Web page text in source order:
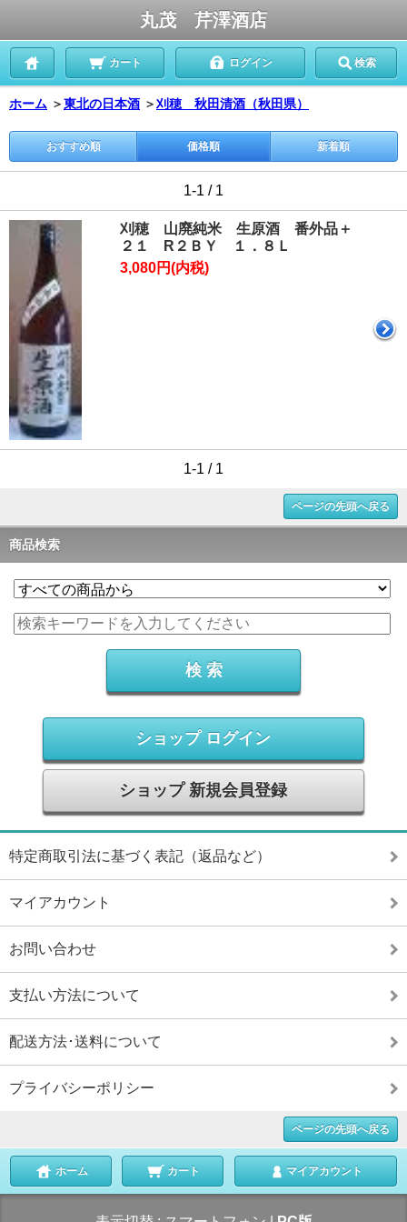
丸茂 芹澤酒店
カート ログイン 検索
ホーム ＞東北の日本酒 ＞刈穂 秋田清酒（秋田県）
おすすめ順 価格順 新着順
1-1 / 1
刈穂 山廃純米 生原酒 番外品＋
２１ R２ＢＹ １．８Ｌ
3,080円(内税)
1-1 / 1
ページの先頭へ戻る
商品検索
ショップ ログイン
ショップ 新規会員登録
特定商取引法に基づく表記（返品など）
マイアカウント
お問い合わせ
支払い方法について
配送方法･送料について
プライバシーポリシー
ページの先頭へ戻る
ホーム カート マイアカウント